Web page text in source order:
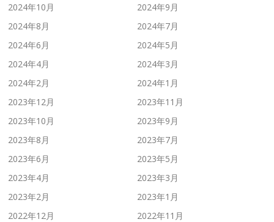
2024年10月
2024年9月
2024年8月
2024年7月
2024年6月
2024年5月
2024年4月
2024年3月
2024年2月
2024年1月
2023年12月
2023年11月
2023年10月
2023年9月
2023年8月
2023年7月
2023年6月
2023年5月
2023年4月
2023年3月
2023年2月
2023年1月
2022年12月
2022年11月